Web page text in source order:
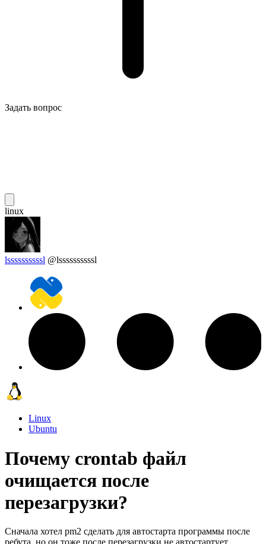
Задать вопрос
linux
lssssssssssl @lssssssssssl
Linux
Ubuntu
Почему crontab файл
очищается после
перезагрузки?
Сначала хотел pm2 сделать для автостарта программы после
ребута, но он тоже после перезагрузки не автостартует